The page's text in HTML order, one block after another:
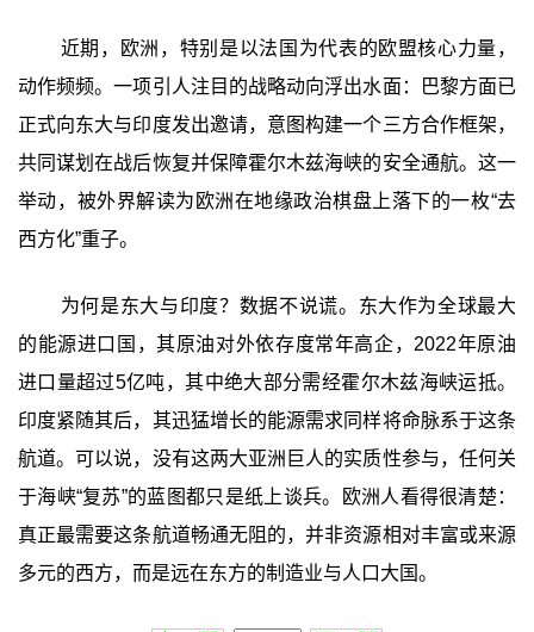
近期，欧洲，特别是以法国为代表的欧盟核心力量，
动作频频。一项引人注目的战略动向浮出水面：巴黎方面已
正式向东大与印度发出邀请，意图构建一个三方合作框架，
共同谋划在战后恢复并保障霍尔木兹海峡的安全通航。这一
举动，被外界解读为欧洲在地缘政治棋盘上落下的一枚“去
西方化”重子。
为何是东大与印度？数据不说谎。东大作为全球最大
的能源进口国，其原油对外依存度常年高企，2022年原油
进口量超过5亿吨，其中绝大部分需经霍尔木兹海峡运抵。
印度紧随其后，其迅猛增长的能源需求同样将命脉系于这条
航道。可以说，没有这两大亚洲巨人的实质性参与，任何关
于海峡“复苏”的蓝图都只是纸上谈兵。欧洲人看得很清楚：
真正最需要这条航道畅通无阻的，并非资源相对丰富或来源
多元的西方，而是远在东方的制造业与人口大国。